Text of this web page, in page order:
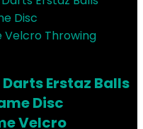
Erstaz Balls
Disc
Velcro